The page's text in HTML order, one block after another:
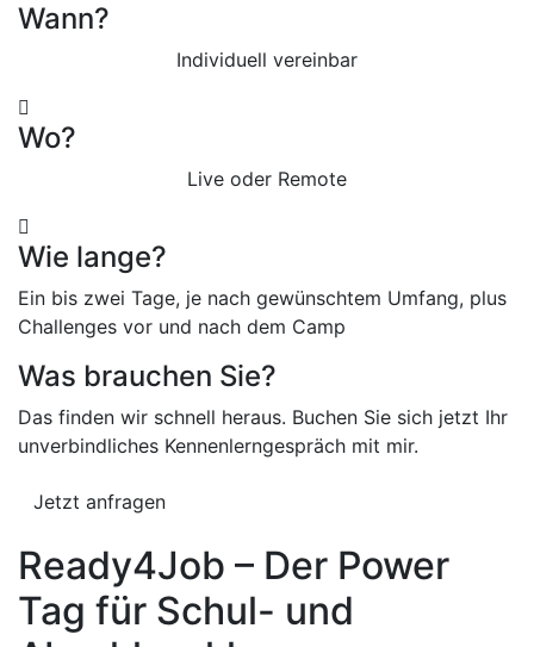
Wann?
Individuell vereinbar
Wo?
Live oder Remote
Wie lange?
Ein bis zwei Tage, je nach gewünschtem Umfang, plus
Challenges vor und nach dem Camp
Was brauchen Sie?
Das finden wir schnell heraus. Buchen Sie sich jetzt Ihr
unverbindliches Kennenlerngespräch mit mir.
Jetzt anfragen
Ready4Job – Der Power
Tag für Schul- und